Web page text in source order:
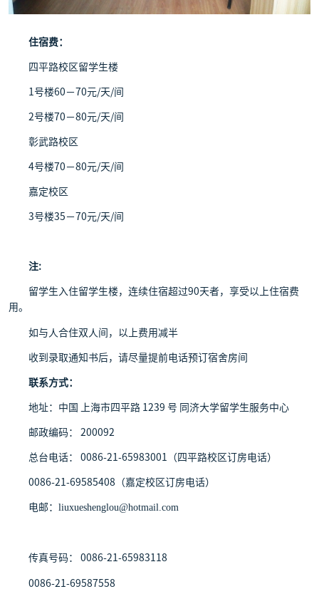
住宿费：
四平路校区留学生楼
1号楼60－70元/天/间
2号楼70－80元/天/间
彰武路校区
4号楼70－80元/天/间
嘉定校区
3号楼35－70元/天/间
注:
留学生入住留学生楼，连续住宿超过90天者，享受以上住宿费
用。
如与人合住双人间，以上费用减半
收到录取通知书后，请尽量提前电话预订宿舍房间
联系方式：
地址：中国 上海市四平路 1239 号 同济大学留学生服务中心
邮政编码： 200092
总台电话： 0086-21-65983001（四平路校区订房电话）
0086-21-69585408（嘉定校区订房电话）
电邮： liuxueshenglou@hotmail.com
传真号码： 0086-21-65983118
0086-21-69587558